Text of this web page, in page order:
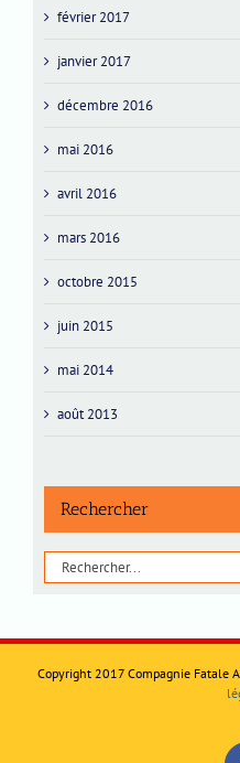
février 2017
janvier 2017
décembre 2016
mai 2016
avril 2016
mars 2016
octobre 2015
juin 2015
mai 2014
août 2013
Rechercher
Rechercher:
Copyright 2017 Compagnie Fatale